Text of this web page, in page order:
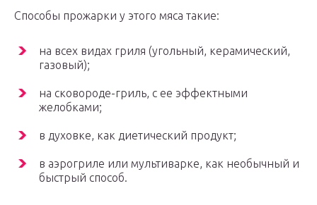
Способы прожарки у этого мяса такие:
на всех видах гриля (угольный, керамический,
газовый);
на сковороде-гриль, с ее эффектными
желобками;
в духовке, как диетический продукт;
в аэрогриле или мультиварке, как необычный и
быстрый способ.